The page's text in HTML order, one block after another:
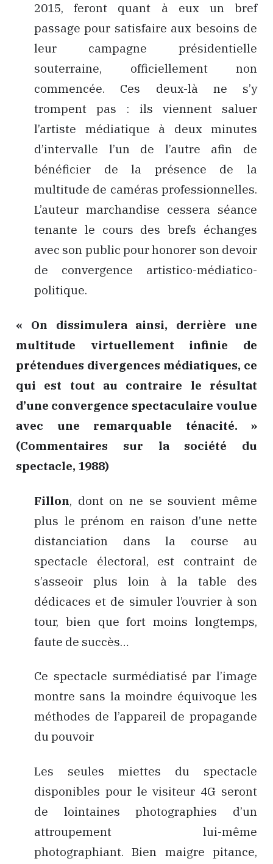
2015, feront quant à eux un bref
passage pour satisfaire aux besoins de
leur campagne présidentielle
souterraine, officiellement non
commencée. Ces deux-là ne s’y
trompent pas : ils viennent saluer
l’artiste médiatique à deux minutes
d’intervalle l’un de l’autre afin de
bénéficier de la présence de la
multitude de caméras professionnelles.
L’auteur marchandise cessera séance
tenante le cours des brefs échanges
avec son public pour honorer son devoir
de convergence artistico-médiatico-
politique.
« On dissimulera ainsi, derrière une
multitude virtuellement infinie de
prétendues divergences médiatiques, ce
qui est tout au contraire le résultat
d’une convergence spectaculaire voulue
avec une remarquable ténacité. »
(Commentaires sur la société du
spectacle, 1988)
Fillon, dont on ne se souvient même
plus le prénom en raison d’une nette
distanciation dans la course au
spectacle électoral, est contraint de
s’asseoir plus loin à la table des
dédicaces et de simuler l’ouvrier à son
tour, bien que fort moins longtemps,
faute de succès…
Ce spectacle surmédiatisé par l’image
montre sans la moindre équivoque les
méthodes de l’appareil de propagande
du pouvoir
Les seules miettes du spectacle
disponibles pour le visiteur 4G seront
de lointaines photographies d’un
attroupement lui-même
photographiant. Bien maigre pitance,